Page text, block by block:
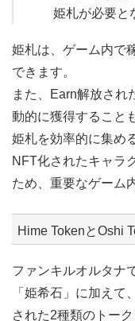
姫札が必要と
姫札は、ゲーム内で
できます。
また、Earn解放され
動的に獲得すること
姫札を効率的に集め
NFT化されたキャラ
ため、重要なゲーム
Hime TokenとOshi
ファンキルオルタナ
「姫希石」に加え
された2種類のトーク